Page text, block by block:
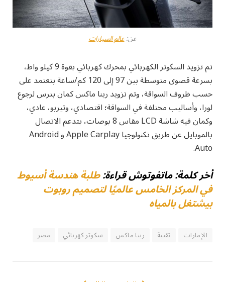
عن:عالم السيارات
تم تزويد السكوتر الكهربائي بمحرك كهربائي بقوة 9 كيلو واط،
بسرعة قصوى متوسطة بين 97 إلى 120 كم/ساعة بتعتمد على
حسب ظروف السواقة، وتم تزويد رينا ماكس كمان بترس لرجوع
لورا، وأساليب مختلفة في السواقة؛ اقتصادي، وتيربو، عادي،
وكمان فيه شاشة LCD مقاس 8 بوصات، بتدعم الاتصال
بالموبايل عن طريق تكنولوجيا Apple Carplay و Android
Auto.
أخر كلمة: ماتفوتوش قراءة:طلبة هندسة أسيوط
في المركز الخامس عالميًا لتصميم روبوت
بيشتغل بالمياه
الإمارات تقنية رينا ماكس سكوتر كهربائي مصر